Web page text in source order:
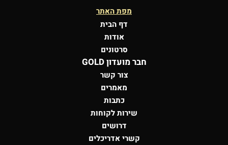
מפת האתר
דף הבית
אודות
סרטונים
חבר מועדון GOLD
צור קשר
מאמרים
כתבות
שירות לקוחות
דרושים
קשרי אדריכלים